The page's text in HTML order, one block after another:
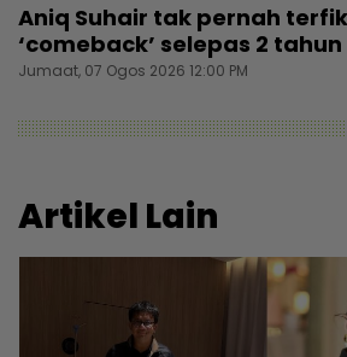
Aniq Suhair tak pernah
‘comeback’ selepas 2
Jumaat, 07 Ogos 2026 12:00 PM
Artikel Lain